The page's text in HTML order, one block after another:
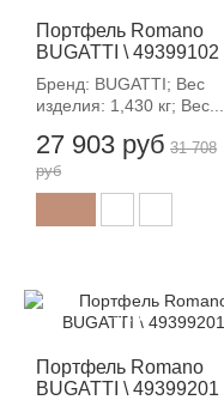
Портфель Romano
BUGATTI \ 49399102
Бренд: BUGATTI; Вес
изделия: 1,430 кг; Вес...
27 903 руб 31 708
руб
Портфель Romano
BUGATTI \ 49399201
-12%